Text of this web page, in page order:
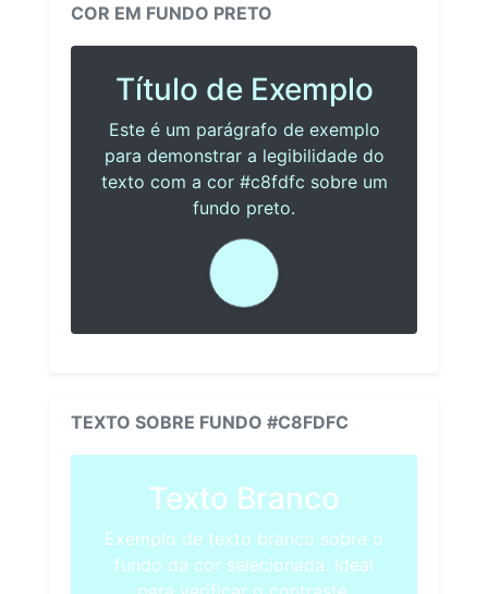
COR EM FUNDO PRETO
Título de Exemplo
Este é um parágrafo de exemplo
para demonstrar a legibilidade do
texto com a cor #c8fdfc sobre um
fundo preto.
TEXTO SOBRE FUNDO #C8FDFC
Texto Branco
Exemplo de texto branco sobre o
fundo da cor selecionada. Ideal